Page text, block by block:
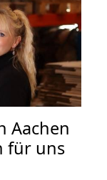
Aachen
für uns